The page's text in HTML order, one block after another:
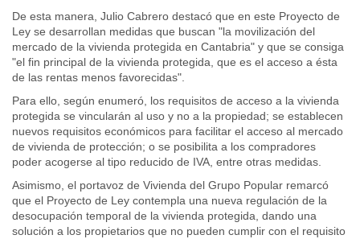
De esta manera, Julio Cabrero destacó que en este Proyecto de
Ley se desarrollan medidas que buscan "la movilización del
mercado de la vivienda protegida en Cantabria" y que se consiga
"el fin principal de la vivienda protegida, que es el acceso a ésta
de las rentas menos favorecidas".
Para ello, según enumeró, los requisitos de acceso a la vivienda
protegida se vincularán al uso y no a la propiedad; se establecen
nuevos requisitos económicos para facilitar el acceso al mercado
de vivienda de protección; o se posibilita a los compradores
poder acogerse al tipo reducido de IVA, entre otras medidas.
Asimismo, el portavoz de Vivienda del Grupo Popular remarcó
que el Proyecto de Ley contempla una nueva regulación de la
desocupación temporal de la vivienda protegida, dando una
solución a los propietarios que no pueden cumplir con el requisito